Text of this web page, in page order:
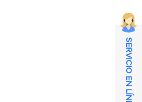
SERVICIO EN LÍNEA